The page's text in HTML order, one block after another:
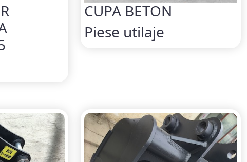
CUPA BETON
Piese utilaje